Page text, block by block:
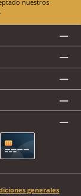
generales